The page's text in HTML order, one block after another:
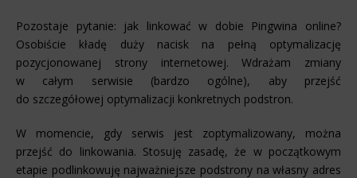
Pozostaje pytanie: jak linkować w dobie Pingwina online?
Osobiście kładę duży nacisk na pełną optymalizację
pozycjonowanej strony internetowej. Wdrażam zmiany
w całym serwisie (bardzo ogólne), aby przejść
do szczegółowej optymalizacji konkretnych podstron.
W momencie, gdy serwis jest zoptymalizowany, można
przejść do linkowania. Stosuję zasadę, że w początkowym
etapie podlinkowuję najważniejsze podstrony na własny adres